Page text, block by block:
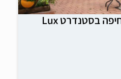
בית אבות סיעודי בחיפה בסטנדרט Lux